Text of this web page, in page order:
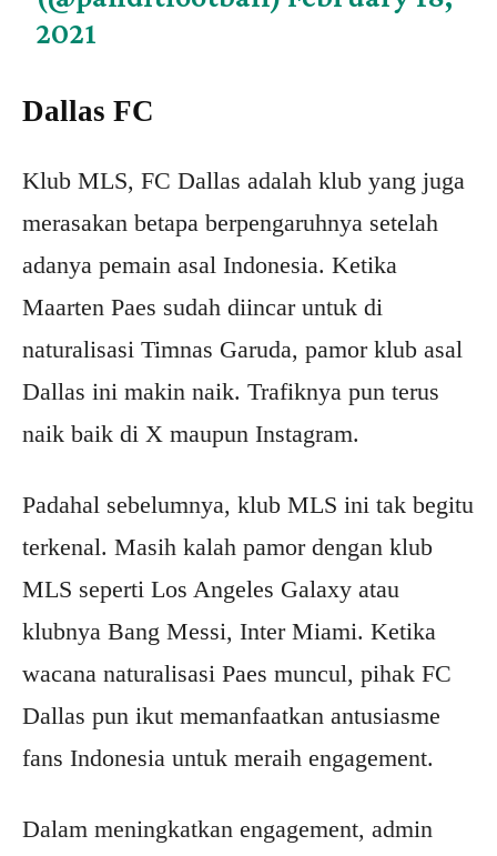
2021
Dallas FC
Klub MLS, FC Dallas adalah klub yang juga
merasakan betapa berpengaruhnya setelah
adanya pemain asal Indonesia. Ketika
Maarten Paes sudah diincar untuk di
naturalisasi Timnas Garuda, pamor klub asal
Dallas ini makin naik. Trafiknya pun terus
naik baik di X maupun Instagram.
Padahal sebelumnya, klub MLS ini tak begitu
terkenal. Masih kalah pamor dengan klub
MLS seperti Los Angeles Galaxy atau
klubnya Bang Messi, Inter Miami. Ketika
wacana naturalisasi Paes muncul, pihak FC
Dallas pun ikut memanfaatkan antusiasme
fans Indonesia untuk meraih engagement.
Dalam meningkatkan engagement, admin